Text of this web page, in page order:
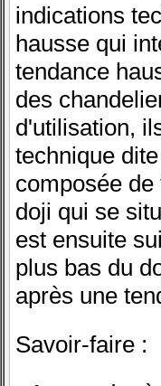
indications
hausse qui
tendance
des
d'utilisation,
technique
composée
doji qui se
est ensuite
plus bas du
après une
Savoir-faire :